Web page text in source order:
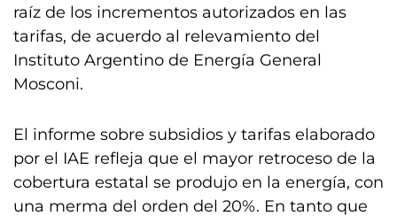
raíz de los incrementos autorizados en las
tarifas, de acuerdo al relevamiento del
Instituto Argentino de Energía General
Mosconi.
El informe sobre subsidios y tarifas elaborado
por el IAE refleja que el mayor retroceso de la
cobertura estatal se produjo en la energía, con
una merma del orden del 20%. En tanto que